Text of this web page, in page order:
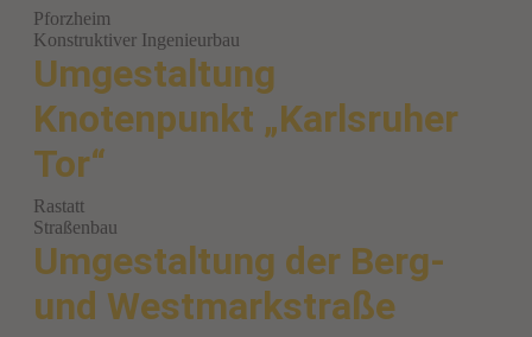
Pforzheim
Konstruktiver Ingenieurbau
Umgestaltung
Knotenpunkt „Karlsruher
Tor“
Rastatt
Straßenbau
Umgestaltung der Berg-
und Westmarkstraße